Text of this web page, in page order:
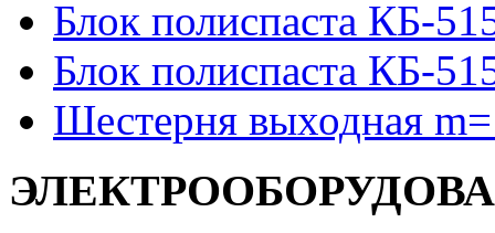
Блок полиспаста КБ-
Блок полиспаста КБ-
Шестерня выходная